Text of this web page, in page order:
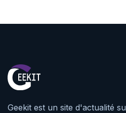
Geekit est un site d'actualité